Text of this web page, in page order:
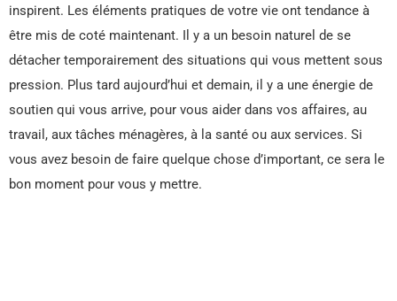
inspirent. Les éléments pratiques de votre vie ont tendance à
être mis de coté maintenant. Il y a un besoin naturel de se
détacher temporairement des situations qui vous mettent sous
pression. Plus tard aujourd’hui et demain, il y a une énergie de
soutien qui vous arrive, pour vous aider dans vos affaires, au
travail, aux tâches ménagères, à la santé ou aux services. Si
vous avez besoin de faire quelque chose d’important, ce sera le
bon moment pour vous y mettre.